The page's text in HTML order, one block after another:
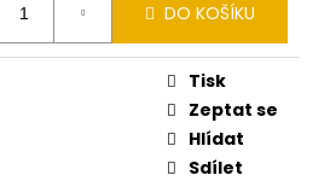
DO KOŠÍKU
Tisk
Zeptat se
Hlídat
Sdílet